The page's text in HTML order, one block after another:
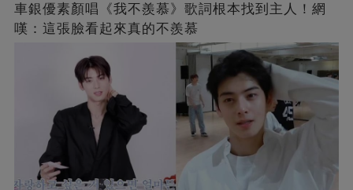
車銀優素顏唱《我不羨慕》歌詞根本找到主人！網
嘆：這張臉看起來真的不羨慕